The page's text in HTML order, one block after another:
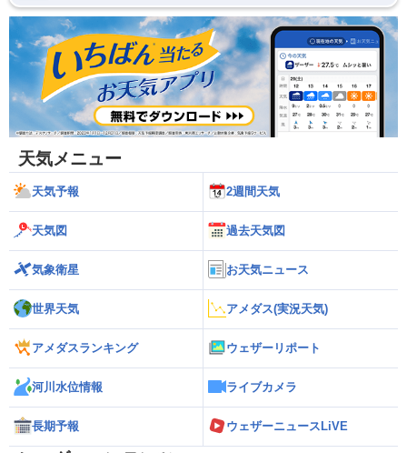
天気メニュー
天気予報 2週間天気
天気図 過去天気図
気象衛星 お天気ニュース
世界天気 アメダス(実況天気)
アメダスランキング ウェザーリポート
河川水位情報 ライブカメラ
長期予報 ウェザーニュースLiVE